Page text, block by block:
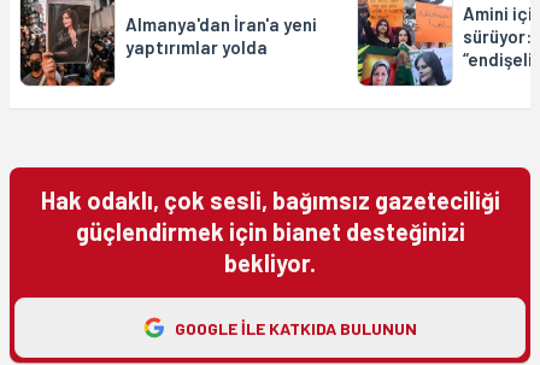
Almanya'dan İran'a yeni
yaptırımlar yolda
Amini
sürüyor:
Hak odaklı, çok sesli, bağımsız gazeteciliği
güçlendirmek için bianet desteğinizi
bekliyor.
GOOGLE ILE KATKIDA BULUNUN